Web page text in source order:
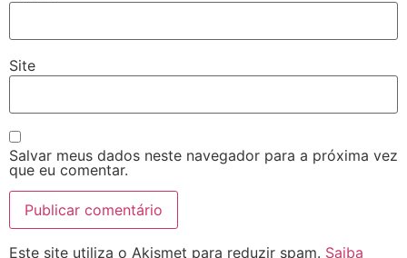
Site
Salvar meus dados neste navegador para a próxima vez
que eu comentar.
Este site utiliza o Akismet para reduzir spam. Saiba